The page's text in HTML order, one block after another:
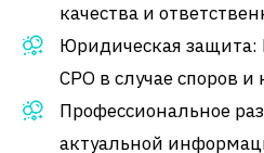
качества и
Юридическая защита:
СРО в случае споров
Профессиональное
актуальной